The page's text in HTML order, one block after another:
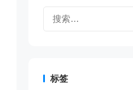
标签